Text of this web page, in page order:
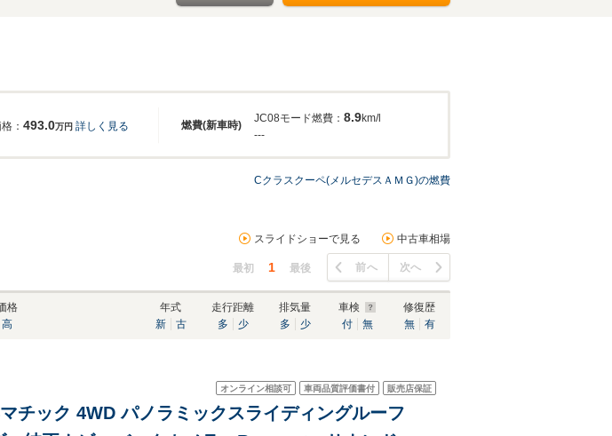
燃費(新車時)
： 493.0万円 詳しく見る
JC08モード燃費： 8.9km/l
---
Cクラスクーペ(メルセデスＡＭＧ)の燃費
スライドショーで見る 中古車相場
最初 1 最後 前へ 次へ
格
高
年式
新
古
走行距離
多
少
排気量
多
少
車検
付
無
修復歴
無
有
オンライン相談可 車両品質評価書付 販売店保証
チック 4WD パノラミックスライディングルーフ